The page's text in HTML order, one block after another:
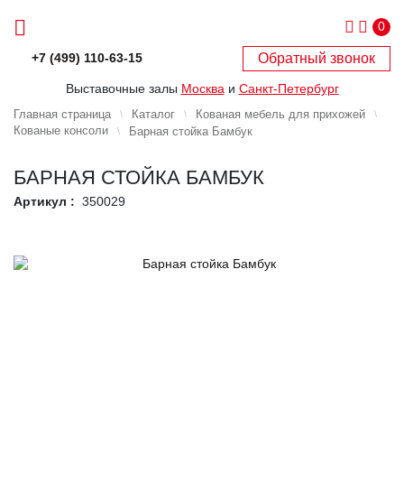
0
+7 (499) 110-63-15 Обратный звонок
Выставочные залы Москва и Санкт-Петербург
Главная страница Каталог
Кованая мебель для прихожей
Кованые консоли
Барная стойка Бамбук
БАРНАЯ СТОЙКА БАМБУК
Артикул : 350029